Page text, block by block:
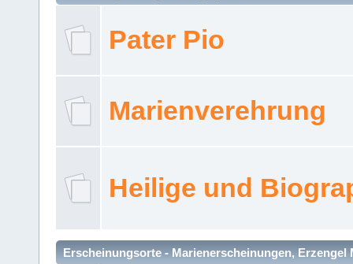
Pater Pio
Marienverehrung
Heilige und
Erscheinungsorte - Marienerscheinungen, Erzengel